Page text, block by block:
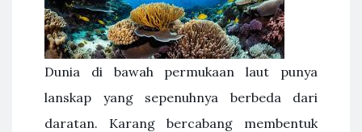
Dunia di bawah permukaan laut punya
lanskap yang sepenuhnya berbeda dari
daratan. Karang bercabang membentuk